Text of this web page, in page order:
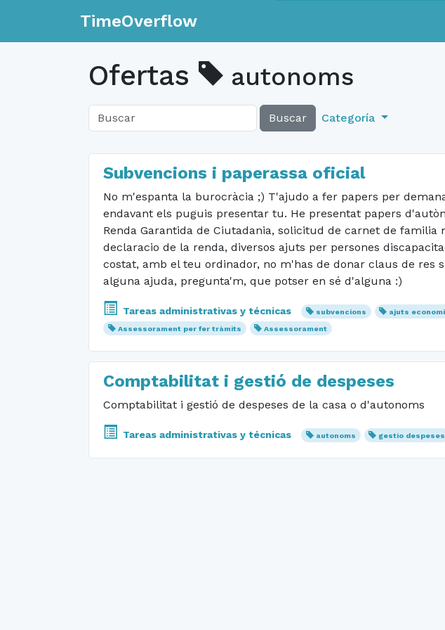
TimeOverflow
Ofertas autonoms
Buscar Categoría
Subvencions i paperassa oficial
No m'espanta la burocràcia ;) T'ajudo a fer papers per
endavant els puguis presentar tu. He presentat papers
Renda Garantida de Ciutadania, solicitud de carnet de
declaracio de la renda, diversos ajuts per persones
costat, amb el teu ordinador, no m'has de donar claus de res
alguna ajuda, pregunta'm, que potser en sé d'alguna :)
Tareas administrativas y técnicas subvencions ajuts
Assessorament per fer tràmits
Assessorament
Comptabilitat i gestió de despeses
Comptabilitat i gestió de despeses de la casa o d'autonoms
Tareas administrativas y técnicas autonoms gestio despeses